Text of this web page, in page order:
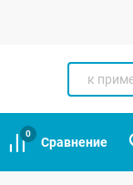
0
Сравнение